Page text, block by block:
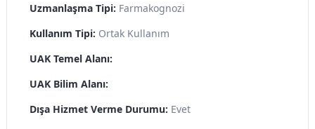
Uzmanlaşma Tipi: Farmakognozi
Kullanım Tipi: Ortak Kullanım
UAK Temel Alanı:
UAK Bilim Alanı:
Dışa Hizmet Verme Durumu: Evet